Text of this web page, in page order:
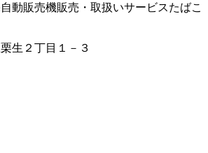
自動販売機販売・取扱いサービスたばこ
生２丁目１－３